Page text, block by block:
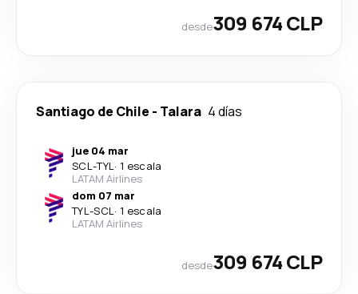
desde309 674 CLP
Santiago de Chile - Talara 4 días
jue 04 mar
SCL-TYL· 1 escala
LATAM Airlines
dom 07 mar
TYL-SCL· 1 escala
LATAM Airlines
desde309 674 CLP